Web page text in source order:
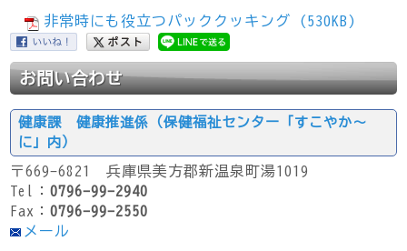
非常時にも役立つパッククッキング (530KB)
お問い合わせ
健康課 健康推進係（保健福祉センター「すこやか～
に」内）
〒669-6821 兵庫県美方郡新温泉町湯1019
Tel：0796-99-2940
Fax：0796-99-2550
メール